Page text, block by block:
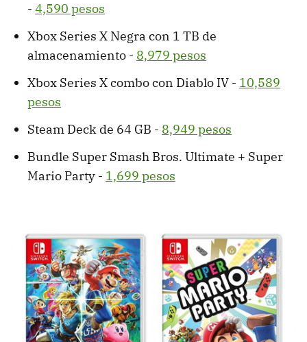
- 4,590 pesos
Xbox Series X Negra con 1 TB de
almacenamiento - 8,979 pesos
Xbox Series X combo con Diablo IV - 10,589
pesos
Steam Deck de 64 GB - 8,949 pesos
Bundle Super Smash Bros. Ultimate + Super
Mario Party - 1,699 pesos